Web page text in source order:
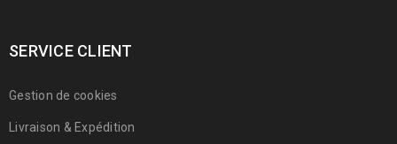
SERVICE CLIENT
Gestion de cookies
Livraison & Expédition